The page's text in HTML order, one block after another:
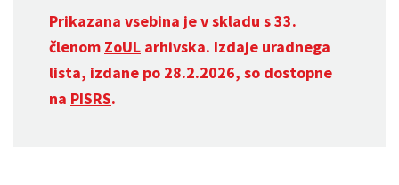
Prikazana vsebina je v skladu s 33.
členom ZoUL arhivska. Izdaje uradnega
lista, izdane po 28.2.2026, so dostopne
na PISRS.